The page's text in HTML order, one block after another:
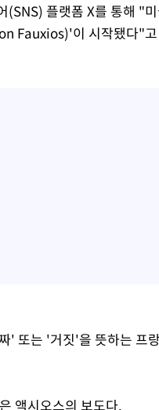
(SNS) 플랫폼 X를 통해 "
Fauxios)'이 시작됐다"
' 또는 '거짓'을 뜻하는 프
액시오스의 보도다.